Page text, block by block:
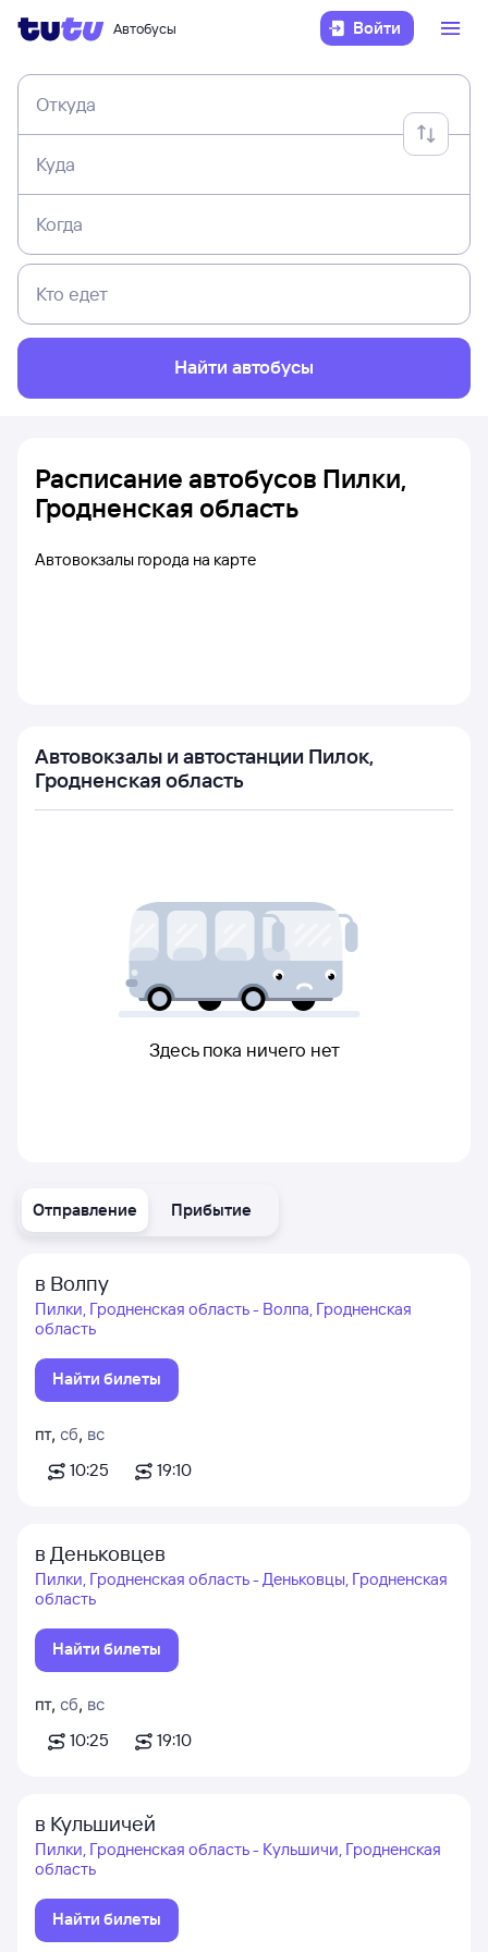
Автобусы Войти
Откуда
Куда
Когда
Кто едет
Найти автобусы
Отправление Прибытие
в Волпу
Пилки, Гродненская область - Волпа, Гродненская
область
Найти билеты
пт, сб, вс
10:25
19:10
в Деньковцев
Пилки, Гродненская область - Деньковцы, Гродненская
область
Найти билеты
пт, сб, вс
10:25
19:10
в Кульшичей
Пилки, Гродненская область - Кульшичи, Гродненская
область
Найти билеты
Расписание автобусов Пилки,
Гродненская область
Автовокзалы города на карте
Автовокзалы и автостанции Пилок,
Гродненская область
Здесь пока ничего нет